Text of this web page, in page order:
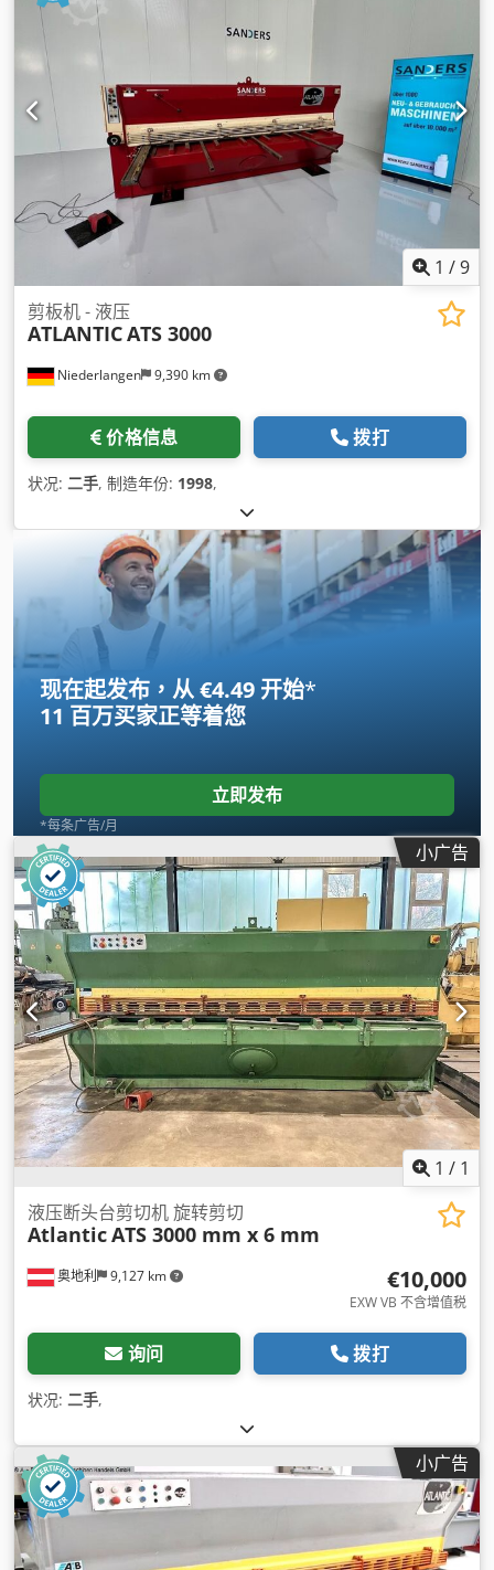
1 /9
Niederlangen 9,390 km
剪板机 - 液压
ATLANTICATS 3000
价格信息 拨打
状况: 二手, 制造年份: 1998,
现在起发布，从 €4.49 开始*
11 百万买家正等着您
立即发布
*每条广告/月
小广告
1 / 1
奥地利 9,127 km
液压断头台剪切机 旋转剪切
AtlanticATS 3000 mm x 6 mm
€10,000
EXW VB 不含增值税
询问 拨打
状况: 二手,
小广告